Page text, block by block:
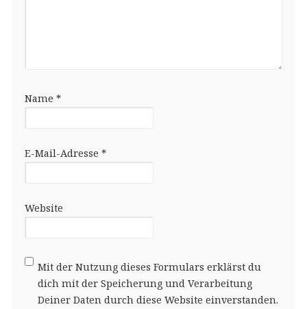
Name *
E-Mail-Adresse *
Website
Mit der Nutzung dieses Formulars erklärst du
dich mit der Speicherung und Verarbeitung
Deiner Daten durch diese Website einverstanden.